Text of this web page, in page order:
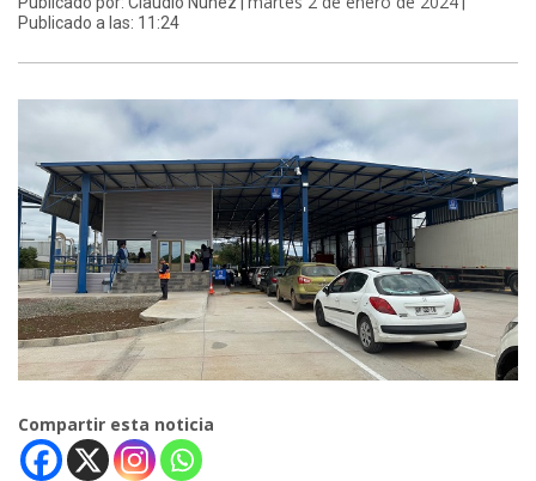
Publicado a las: 11:24
Compartir esta noticia